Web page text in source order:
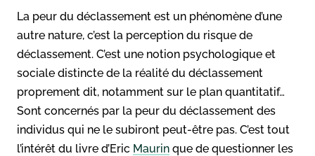
La peur du déclassement est un phénomène d’une
autre nature, c’est la perception du risque de
déclassement. C’est une notion psychologique et
sociale distincte de la réalité du déclassement
proprement dit, notamment sur le plan quantitatif…
Sont concernés par la peur du déclassement des
individus qui ne le subiront peut-être pas. C’est tout
l’intérêt du livre d’Eric Maurin que de questionner les